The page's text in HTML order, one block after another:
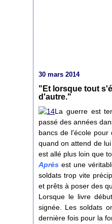
30 mars 2014
"Et lorsque tout
d'autre."
La guerre est
passé des années
bancs de l'école pour
quand on attend de
est allé plus loin que
Aprèsest une
soldats trop vite
et prêts à poser des
Lorsque le livre
signée. Les soldats
dernière fois pour la